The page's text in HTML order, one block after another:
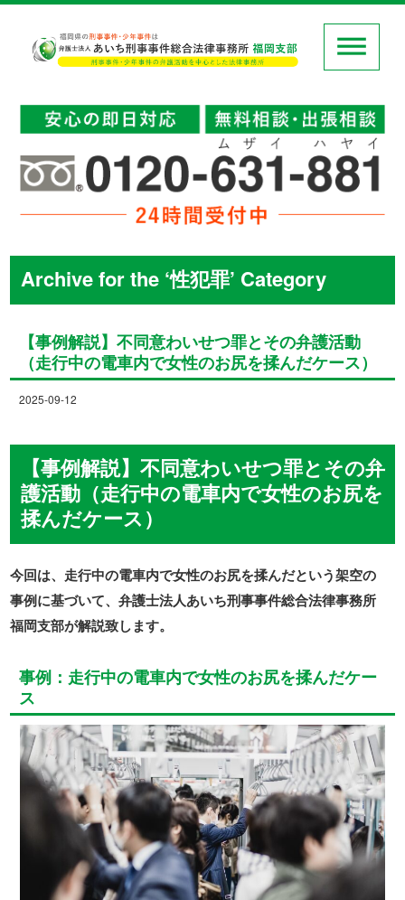
Archive for the ‘性犯罪’ Category
【事例解説】不同意わいせつ罪とその弁護活動
（走行中の電車内で女性のお尻を揉んだケース）
2025-09-12
【事例解説】不同意わいせつ罪とその弁
護活動（走行中の電車内で女性のお尻を
揉んだケース）
今回は、走行中の電車内で女性のお尻を揉んだという架空の
事例に基づいて、弁護士法人あいち刑事事件総合法律事務所
福岡支部が解説致します。
事例：走行中の電車内で女性のお尻を揉んだケー
ス